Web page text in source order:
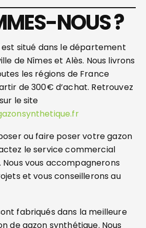
NOUS ?
situé dans le département
de Nîmes et Alès. Nous livrons
les régions de France
de 300€ d’achat. Retrouvez
le site
ou faire poser votre gazon
le service commercial
Nous vous accompagnerons
et vous conseillerons au
fabriqués dans la meilleure
de gazon synthétique. Nous